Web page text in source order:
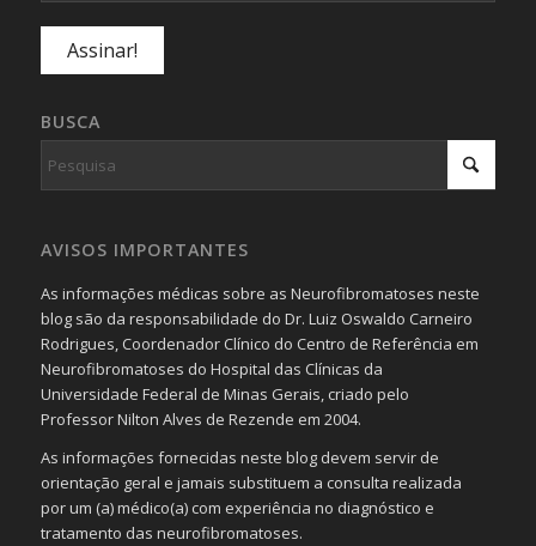
BUSCA
AVISOS IMPORTANTES
As informações médicas sobre as Neurofibromatoses neste
blog são da responsabilidade do Dr. Luiz Oswaldo Carneiro
Rodrigues, Coordenador Clínico do Centro de Referência em
Neurofibromatoses do Hospital das Clínicas da
Universidade Federal de Minas Gerais, criado pelo
Professor Nilton Alves de Rezende em 2004.
As informações fornecidas neste blog devem servir de
orientação geral e jamais substituem a consulta realizada
por um (a) médico(a) com experiência no diagnóstico e
tratamento das neurofibromatoses.